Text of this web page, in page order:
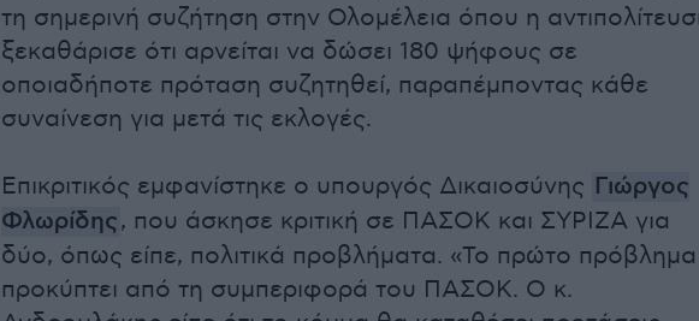
τη σημερινή συζήτηση στην Ολομέλεια όπου η
ξεκαθάρισε ότι αρνείται να δώσει 180 ψήφους σε
οποιαδήποτε πρόταση συζητηθεί, παραπέμποντας κάθε
συναίνεση για μετά τις εκλογές.
Επικριτικός εμφανίστηκε ο υπουργός Δικαιοσύνης Γιώργος
Φλωρίδης, που άσκησε κριτική σε ΠΑΣΟΚ και ΣΥΡΙΖΑ για
δύο, όπως είπε, πολιτικά προβλήματα. «Το πρώτο πρόβλημα
προκύπτει από τη συμπεριφορά του ΠΑΣΟΚ. Ο κ.